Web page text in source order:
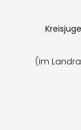
(im